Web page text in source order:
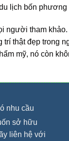
lịch bốn phương
người tham
thật đẹp trong
mỹ, nó còn
nhu cầu
sở hữu
liên hệ với